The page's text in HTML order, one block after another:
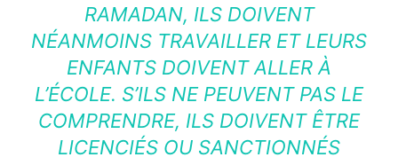
RAMADAN, ILS DOIVENT
NÉANMOINS TRAVAILLER ET LEURS
ENFANTS DOIVENT ALLER À
L’ÉCOLE. S’ILS NE PEUVENT PAS LE
COMPRENDRE, ILS DOIVENT ÊTRE
LICENCIÉS OU SANCTIONNÉS